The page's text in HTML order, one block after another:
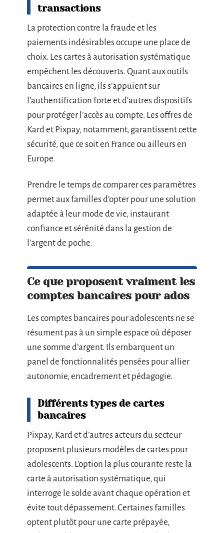
transactions
La protection contre la fraude et les
paiements indésirables occupe une place de
choix. Les cartes à autorisation systématique
empêchent les découverts. Quant aux outils
bancaires en ligne, ils s’appuient sur
l’authentification forte et d’autres dispositifs
pour protéger l’accès au compte. Les offres de
Kard et Pixpay, notamment, garantissent cette
sécurité, que ce soit en France ou ailleurs en
Europe.
Prendre le temps de comparer ces paramètres
permet aux familles d’opter pour une solution
adaptée à leur mode de vie, instaurant
confiance et sérénité dans la gestion de
l’argent de poche.
Ce que proposent vraiment les
comptes bancaires pour ados
Les comptes bancaires pour adolescents ne se
résument pas à un simple espace où déposer
une somme d’argent. Ils embarquent un
panel de fonctionnalités pensées pour allier
autonomie, encadrement et pédagogie.
Différents types de cartes
bancaires
Pixpay, Kard et d’autres acteurs du secteur
proposent plusieurs modèles de cartes pour
adolescents. L’option la plus courante reste la
carte à autorisation systématique, qui
interroge le solde avant chaque opération et
évite tout dépassement. Certaines familles
optent plutôt pour une carte prépayée,